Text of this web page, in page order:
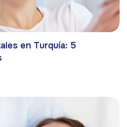
en Turquía: 5